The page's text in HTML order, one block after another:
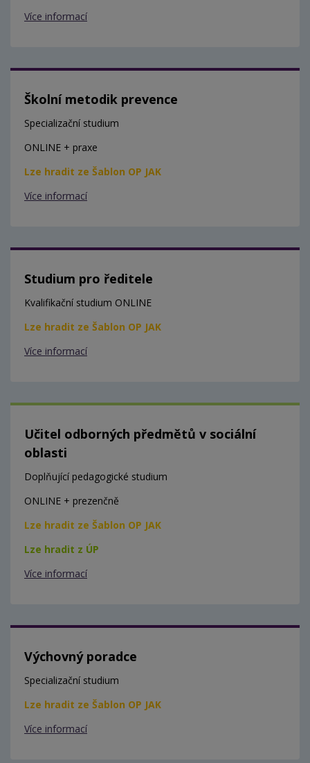
Více informací
Školní metodik prevence
Specializační studium
ONLINE + praxe
Lze hradit ze Šablon OP JAK
Více informací
Studium pro ředitele
Kvalifikační studium ONLINE
Lze hradit ze Šablon OP JAK
Více informací
Učitel odborných předmětů v sociální
oblasti
Doplňující pedagogické studium
ONLINE + prezenčně
Lze hradit ze Šablon OP JAK
Lze hradit z ÚP
Více informací
Výchovný poradce
Specializační studium
Lze hradit ze Šablon OP JAK
Více informací